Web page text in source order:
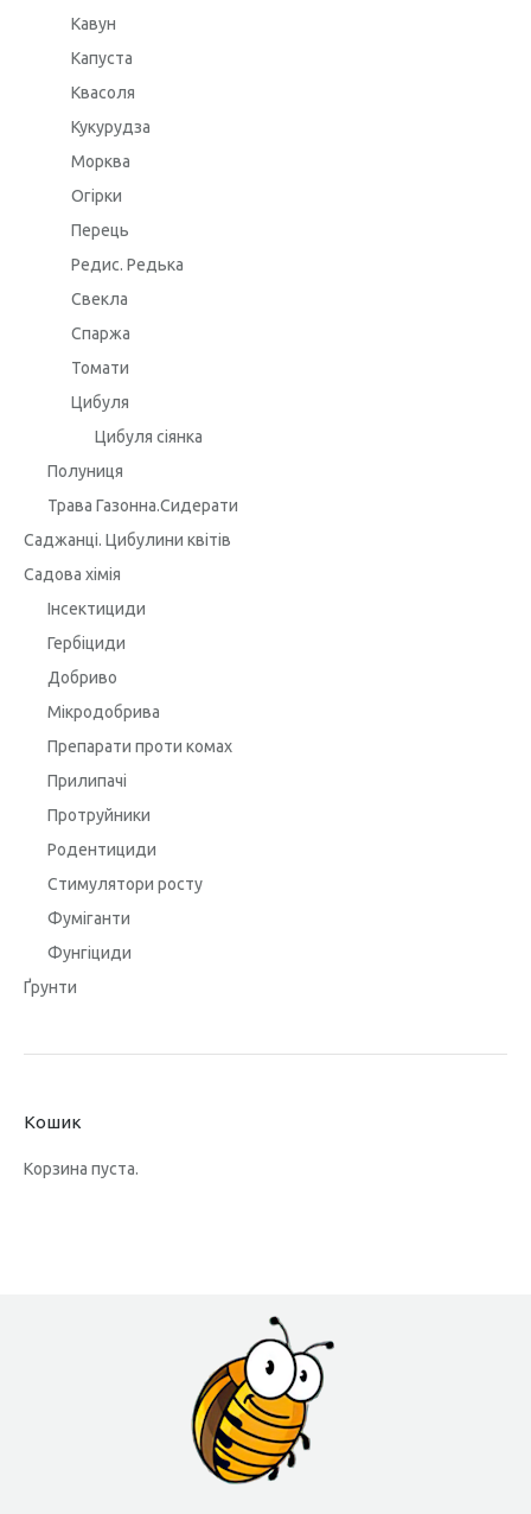
Кавун
Капуста
Квасоля
Кукурудза
Морква
Огірки
Перець
Редис. Редька
Свекла
Спаржа
Томати
Цибуля
Цибуля сіянка
Полуниця
Трава Газонна.Сидерати
Саджанці. Цибулини квітів
Садова хімія
Інсектициди
Гербіциди
Добриво
Мікродобрива
Препарати проти комах
Прилипачі
Протруйники
Родентициди
Стимулятори росту
Фуміганти
Фунгіциди
Ґрунти
Кошик
Корзина пуста.